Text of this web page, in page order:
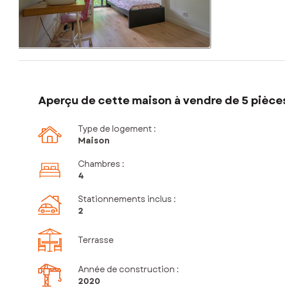
Aperçu de cette maison à vendre de 5
Type de logement :
Maison
Chambres :
4
Stationnements inclus :
2
Terrasse
Année de construction :
2020